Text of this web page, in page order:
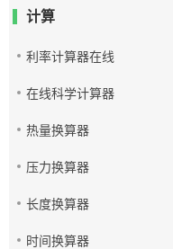
计算
利率计算器在线
在线科学计算器
热量换算器
压力换算器
长度换算器
时间换算器